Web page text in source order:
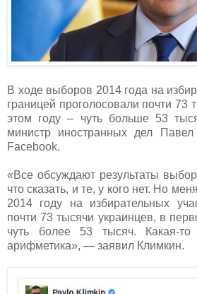
В ходе выборов 2014 года на
границей проголосовали почти 73
этом году – чуть больше 53
министр иностранных дел
Facebook.
«Все обсуждают результаты
что сказать, и те, у кого нет. Но
2014 году на избирательных
почти 73 тысячи украинцев, в
чуть более 53 тысяч. Какая-то
арифметика», — заявил Климкин.